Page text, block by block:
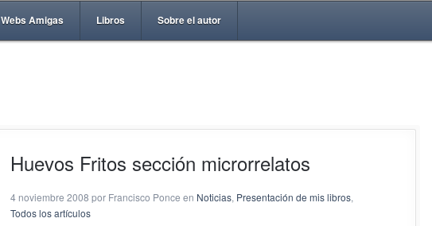
Webs Amigas Libros Sobre el autor
Huevos Fritos sección microrrelatos
4 noviembre 2008 por Francisco Ponce en Noticias, Presentación de mis libros,
Todos los artículos